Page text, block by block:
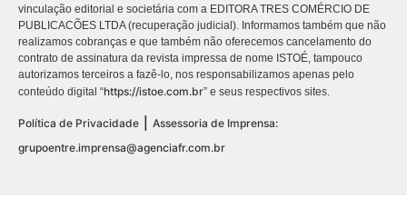
vinculação editorial e societária com a EDITORA TRES COMÉRCIO DE
PUBLICACÕES LTDA (recuperação judicial). Informamos também que não
realizamos cobranças e que também não oferecemos cancelamento do
contrato de assinatura da revista impressa de nome ISTOÉ, tampouco
autorizamos terceiros a fazê-lo, nos responsabilizamos apenas pelo
conteúdo digital “https://istoe.com.br” e seus respectivos sites.
Política de Privacidade | Assessoria de Imprensa:
grupoentre.imprensa@agenciafr.com.br